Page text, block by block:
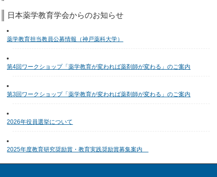
日本薬学教育学会からのお知らせ
薬学教育担当教員公募情報（神戸薬科大学）
第4回ワークショップ「薬学教育が変われば薬剤師が変わる」のご案内
第3回ワークショップ「薬学教育が変われば薬剤師が変わる」のご案内
2026年役員選挙について
2025年度教育研究奨励賞・教育実践奨励賞募集案内